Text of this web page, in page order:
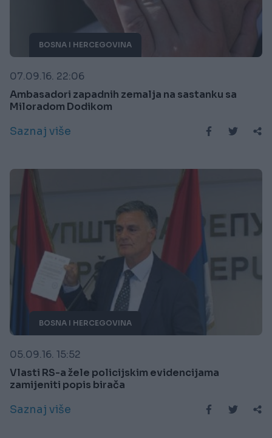
BOSNA I HERCEGOVINA
07.09.16. 22:06
Ambasadori zapadnih zemalja na sastanku sa
Miloradom Dodikom
Saznaj više
BOSNA I HERCEGOVINA
05.09.16. 15:52
Vlasti RS-a žele policijskim evidencijama
zamijeniti popis birača
Saznaj više